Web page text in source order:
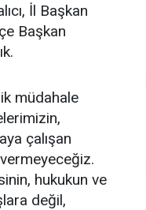
İl Başkan
Başkan
müdahale
çalışan
hukukun ve
değil,